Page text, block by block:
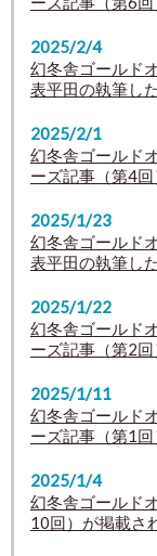
2025/2/4
幻冬舎ゴールド
表平田の執筆し
2025/2/1
幻冬舎ゴールド
ーズ記事（第4回
2025/1/23
幻冬舎ゴールド
表平田の執筆し
2025/1/22
幻冬舎ゴールド
ーズ記事（第2回
2025/1/11
幻冬舎ゴールド
ーズ記事（第1回
2025/1/4
幻冬舎ゴールド
10回）が掲載さ